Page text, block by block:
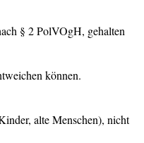
§ 2 PolVOgH, gehalten
können.
alte Menschen), nicht